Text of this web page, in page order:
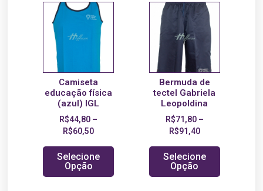
Camiseta
educação física
(azul) IGL
R$44,80 –
R$60,50
Selecione
Opção
Bermuda de
tectel Gabriela
Leopoldina
R$71,80–
R$91,40
Selecione
Opção